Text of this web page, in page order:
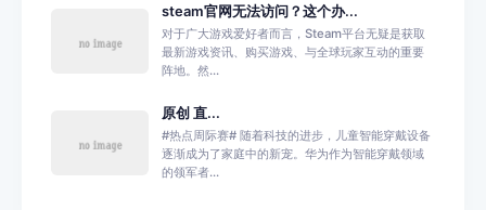
steam官网无法访问？这个办...
对于广大游戏爱好者而言，Steam平台无疑是获取
最新游戏资讯、购买游戏、与全球玩家互动的重要
阵地。然...
原创 直...
#热点周际赛# 随着科技的进步，儿童智能穿戴设备
逐渐成为了家庭中的新宠。华为作为智能穿戴领域
的领军者...